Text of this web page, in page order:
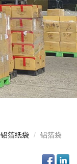
铝箔纸袋 铝箔袋